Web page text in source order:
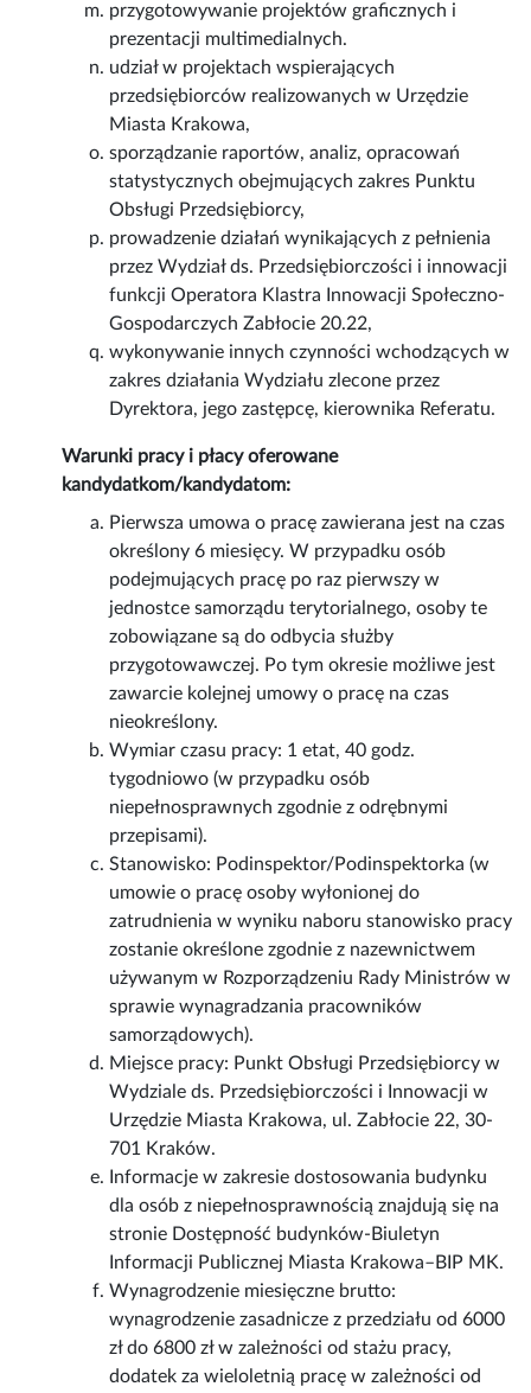
przygotowywanie projektów graficznych i
prezentacji multimedialnych.
udział w projektach wspierających
przedsiębiorców realizowanych w Urzędzie
Miasta Krakowa,
sporządzanie raportów, analiz, opracowań
statystycznych obejmujących zakres Punktu
Obsługi Przedsiębiorcy,
prowadzenie działań wynikających z pełnienia
przez Wydział ds. Przedsiębiorczości i innowacji
funkcji Operatora Klastra Innowacji Społeczno-
Gospodarczych Zabłocie 20.22,
wykonywanie innych czynności wchodzących w
zakres działania Wydziału zlecone przez
Dyrektora, jego zastępcę, kierownika Referatu.
Warunki pracy i płacy oferowane
kandydatkom/kandydatom:
Pierwsza umowa o pracę zawierana jest na czas
określony 6 miesięcy. W przypadku osób
podejmujących pracę po raz pierwszy w
jednostce samorządu terytorialnego, osoby te
zobowiązane są do odbycia służby
przygotowawczej. Po tym okresie możliwe jest
zawarcie kolejnej umowy o pracę na czas
nieokreślony.
Wymiar czasu pracy: 1 etat, 40 godz.
tygodniowo (w przypadku osób
niepełnosprawnych zgodnie z odrębnymi
przepisami).
Stanowisko: Podinspektor/Podinspektorka (w
umowie o pracę osoby wyłonionej do
zatrudnienia w wyniku naboru stanowisko pracy
zostanie określone zgodnie z nazewnictwem
używanym w Rozporządzeniu Rady Ministrów w
sprawie wynagradzania pracowników
samorządowych).
Miejsce pracy: Punkt Obsługi Przedsiębiorcy w
Wydziale ds. Przedsiębiorczości i Innowacji w
Urzędzie Miasta Krakowa, ul. Zabłocie 22, 30-
701 Kraków.
Informacje w zakresie dostosowania budynku
dla osób z niepełnosprawnością znajdują się na
stronie Dostępność budynków-Biuletyn
Informacji Publicznej Miasta Krakowa–BIP MK.
Wynagrodzenie miesięczne brutto:
wynagrodzenie zasadnicze z przedziału od 6000
zł do 6800 zł w zależności od stażu pracy,
dodatek za wieloletnią pracę w zależności od